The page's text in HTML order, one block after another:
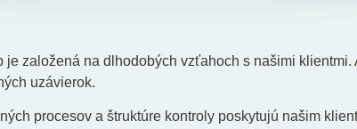
založená na dlhodobých vzťahoch s našimi klientmi.
uzávierok.
procesov a štruktúre kontroly poskytujú našim